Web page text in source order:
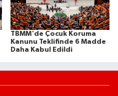
TBMM'de Çocuk Koruma
Kanunu Teklifinde 6 Madde
Daha Kabul Edildi